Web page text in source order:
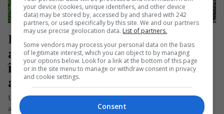
Doi români, bărbat și femeie,
arestați într-o autogară din Spania
înainte să plece spre România. Sunt
acuzați de o faptă îngrozitoare
Un român și o româncă au fost arestați în Spania, acuzați că l-
au ucis pe fostul iubit al femeii, cetățean…
your device (cookies, unique identifiers, and other device
data) may be stored by, accessed by and shared with 242
partners, or used specifically by this site. We and our partners
may use precise geolocation data. List of partners.
Some vendors may process your personal data on the basis
of legitimate interest, which you can object to by managing
your options below. Look for a link at the bottom of this page
or in the site menu to manage or withdraw consent in privacy
and cookie settings.
Consent